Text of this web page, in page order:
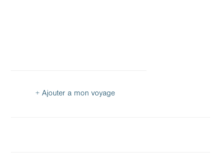
+ Ajouter a mon voyage